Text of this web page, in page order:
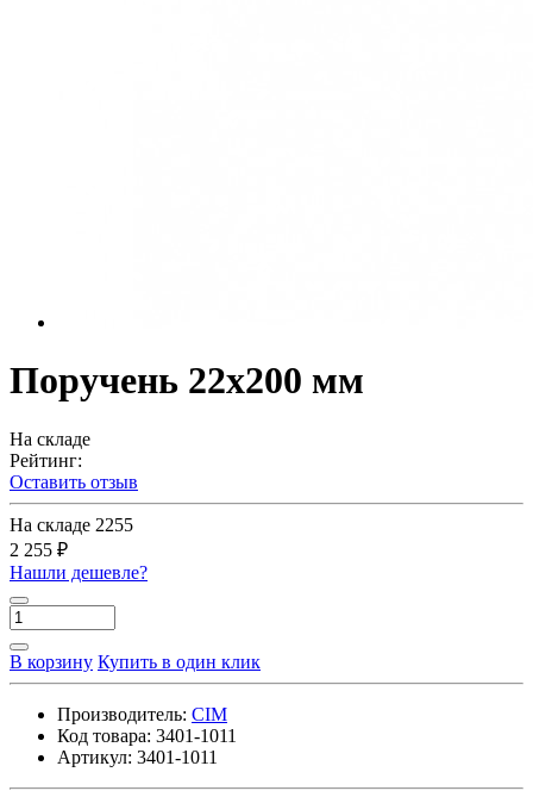
Поручень 22х200 мм
На складе
Рейтинг:
Оставить отзыв
На складе 2255
2 255 ₽
Нашли дешевле?
В корзину Купить в один клик
Производитель: CIM
Код товара: 3401-1011
Артикул: 3401-1011